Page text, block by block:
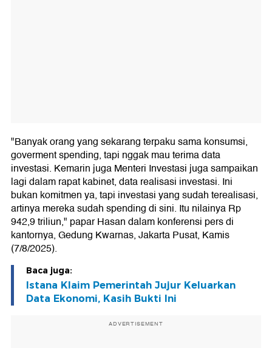
"Banyak orang yang sekarang terpaku sama konsumsi,
goverment spending, tapi nggak mau terima data
investasi. Kemarin juga Menteri Investasi juga sampaikan
lagi dalam rapat kabinet, data realisasi investasi. Ini
bukan komitmen ya, tapi investasi yang sudah terealisasi,
artinya mereka sudah spending di sini. Itu nilainya Rp
942,9 triliun," papar Hasan dalam konferensi pers di
kantornya, Gedung Kwarnas, Jakarta Pusat, Kamis
(7/8/2025).
Baca juga:
Istana Klaim Pemerintah Jujur Keluarkan
Data Ekonomi, Kasih Bukti Ini
ADVERTISEMENT